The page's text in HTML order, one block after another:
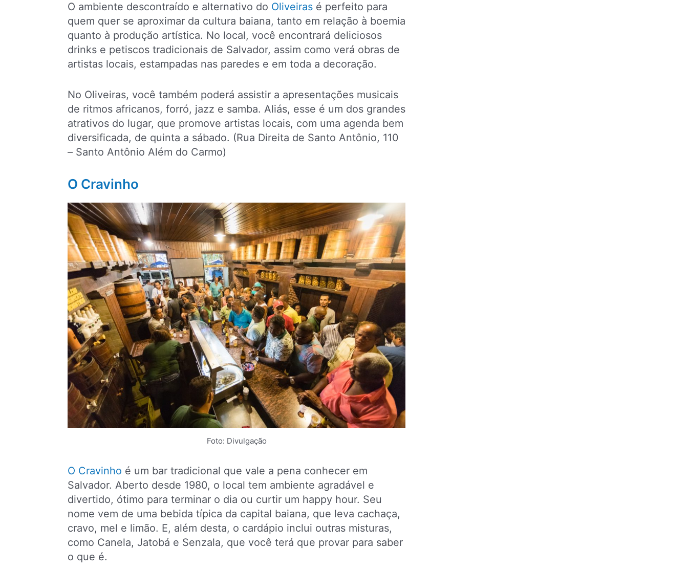
O ambiente descontraído e alternativo do Oliveiras é perfeito para
quem quer se aproximar da cultura baiana, tanto em relação à boemia
quanto à produção artística. No local, você encontrará deliciosos
drinks e petiscos tradicionais de Salvador, assim como verá obras de
artistas locais, estampadas nas paredes e em toda a decoração.
No Oliveiras, você também poderá assistir a apresentações musicais
de ritmos africanos, forró, jazz e samba. Aliás, esse é um dos grandes
atrativos do lugar, que promove artistas locais, com uma agenda bem
diversificada, de quinta a sábado. (Rua Direita de Santo Antônio, 110
– Santo Antônio Além do Carmo)
O Cravinho
Foto: Divulgação
O Cravinho é um bar tradicional que vale a pena conhecer em
Salvador. Aberto desde 1980, o local tem ambiente agradável e
divertido, ótimo para terminar o dia ou curtir um happy hour. Seu
nome vem de uma bebida típica da capital baiana, que leva cachaça,
cravo, mel e limão. E, além desta, o cardápio inclui outras misturas,
como Canela, Jatobá e Senzala, que você terá que provar para saber
o que é.